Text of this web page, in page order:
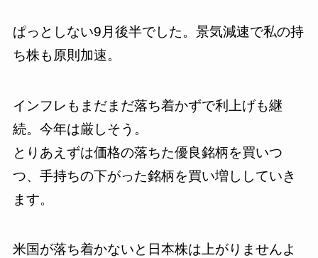
ぱっとしない9月後半でした。景気減速で私の持
ち株も原則加速。
インフレもまだまだ落ち着かずで利上げも継
続。今年は厳しそう。
とりあえずは価格の落ちた優良銘柄を買いつ
つ、手持ちの下がった銘柄を買い増ししていき
ます。
米国が落ち着かないと日本株は上がりませんよ